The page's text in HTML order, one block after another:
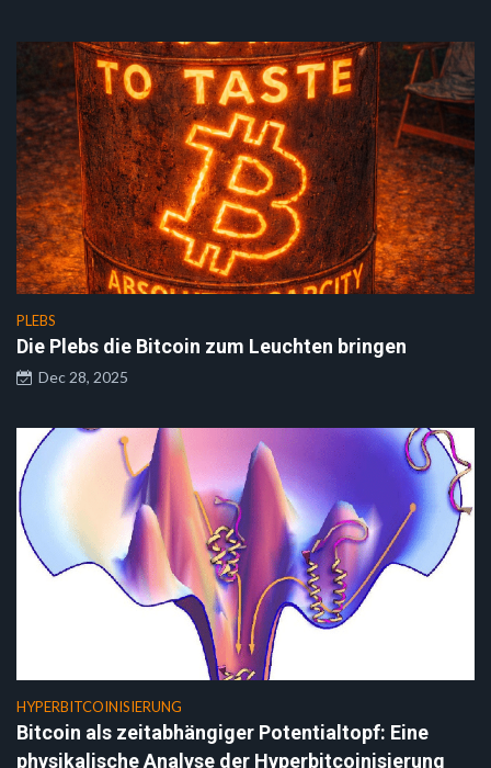
PLEBS
Die Plebs die Bitcoin zum Leuchten bringen
Dec 28, 2025
HYPERBITCOINISIERUNG
Bitcoin als zeitabhängiger Potentialtopf: Eine
physikalische Analyse der Hyperbitcoinisierung